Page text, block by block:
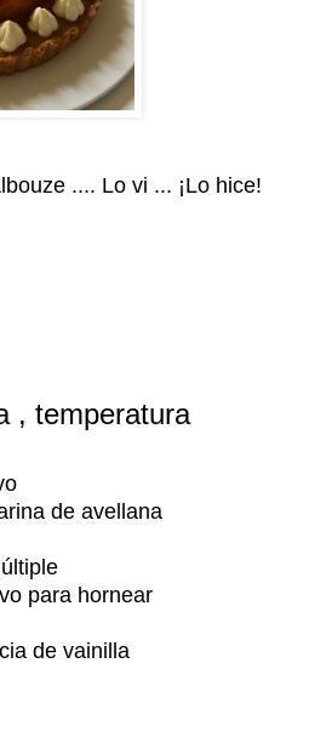
.... Lo vi ... ¡Lo hice!
, temperatura
de avellana
para hornear
de vainilla